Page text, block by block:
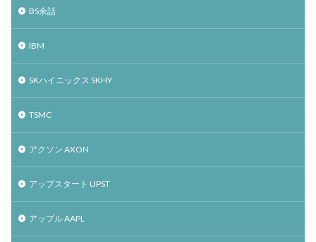
BS余話
IBM
SKハイニックス SKHY
TSMC
アクソン AXON
アップスタート UPST
アップル AAPL